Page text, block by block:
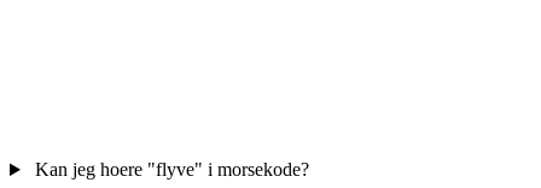
Kan jeg hoere "flyve" i morsekode?